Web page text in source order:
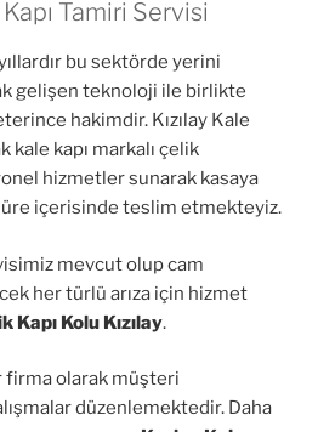
Tamiri Servisi
bu sektörde yerini
gelişen teknoloji ile birlikte
hakimdir. Kızılay Kale
kale kapı markalı çelik
hizmetler sunarak kasaya
içerisinde teslim etmekteyiz.
mevcut olup cam
her türlü arıza için hizmet
Kapı Kolu Kızılay.
firma olarak müşteri
düzenlemektedir. Daha